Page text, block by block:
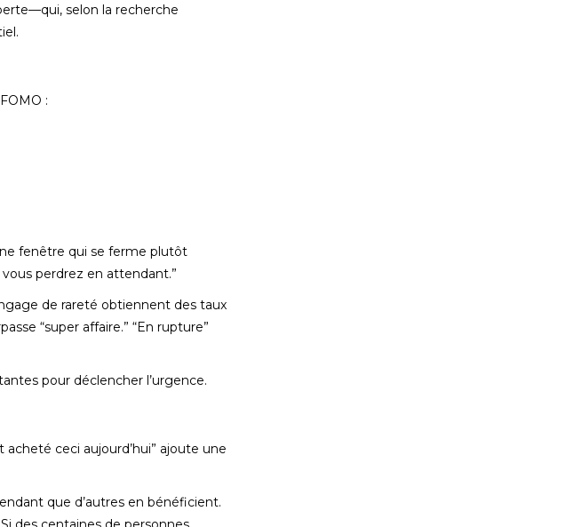
selon la recherche
:
fenêtre qui se ferme plutôt
vous perdrez en attendant.”
de rareté obtiennent des taux
“super affaire.” “En rupture”
pour déclencher l’urgence.
acheté ceci aujourd’hui” ajoute une
que d’autres en bénéficient.